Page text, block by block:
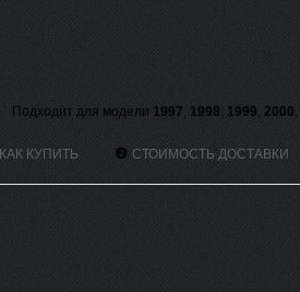
Подходит для модели 1997, 1998, 1999, 2000,
КАК КУПИТЬ ❷ СТОИМОСТЬ ДОСТАВКИ